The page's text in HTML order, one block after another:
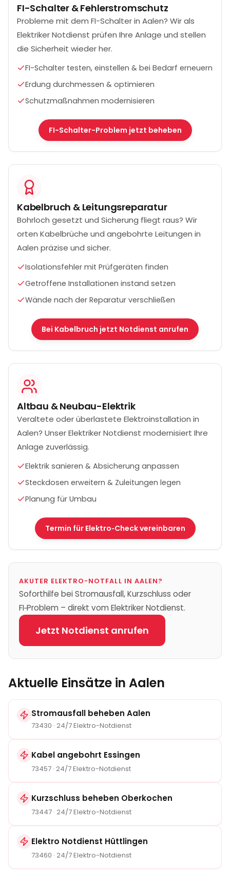
FI-Schalter & Fehlerstromschutz
Probleme mit dem FI-Schalter in Aalen? Wir als
Elektriker Notdienst prüfen Ihre Anlage und stellen
die Sicherheit wieder her.
FI-Schalter testen, einstellen & bei Bedarf erneuern
Erdung durchmessen & optimieren
Schutzmaßnahmen modernisieren
FI-Schalter-Problem jetzt beheben
Kabelbruch & Leitungsreparatur
Bohrloch gesetzt und Sicherung fliegt raus? Wir
orten Kabelbrüche und angebohrte Leitungen in
Aalen präzise und sicher.
Isolationsfehler mit Prüfgeräten finden
Getroffene Installationen instand setzen
Wände nach der Reparatur verschließen
Bei Kabelbruch jetzt Notdienst anrufen
Altbau & Neubau-Elektrik
Veraltete oder überlastete Elektroinstallation in
Aalen? Unser Elektriker Notdienst modernisiert Ihre
Anlage zuverlässig.
Elektrik sanieren & Absicherung anpassen
Steckdosen erweitern & Zuleitungen legen
Planung für Umbau
Termin für Elektro‑Check vereinbaren
AKUTER ELEKTRO-NOTFALL IN AALEN?
Soforthilfe bei Stromausfall, Kurzschluss oder
FI‑Problem – direkt vom Elektriker Notdienst.
Jetzt Notdienst anrufen
Aktuelle Einsätze in Aalen
Stromausfall beheben Aalen
73430 · 24/7 Elektro-Notdienst
Kabel angebohrt Essingen
73457 · 24/7 Elektro-Notdienst
Kurzschluss beheben Oberkochen
73447 · 24/7 Elektro-Notdienst
Elektro Notdienst Hüttlingen
73460 · 24/7 Elektro-Notdienst